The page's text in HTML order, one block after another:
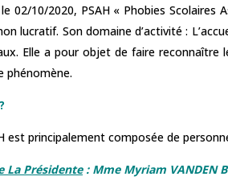
02/10/2020, PSAH « Phobies
lucratif. Son domaine d’activité :
Elle a pour objet de faire reconnaître
phénomène.
est principalement composée de
La Présidente: Mme Myriam VANDEN